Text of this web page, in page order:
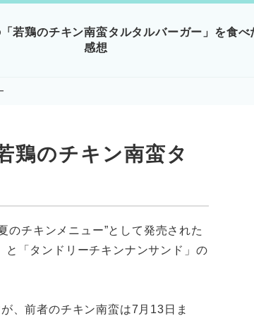
若鶏のチキン南蛮タルタルバーガー」を食べ
感想
鶏のチキン南蛮タ
のチキンメニュー”として発売された
「タンドリーチキンナンサンド」の
、前者のチキン南蛮は7月13日ま